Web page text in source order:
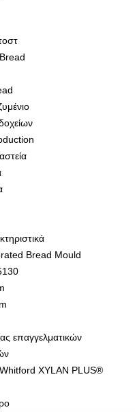
Bread Mould
επαγγελματικών
XYLAN PLUS®